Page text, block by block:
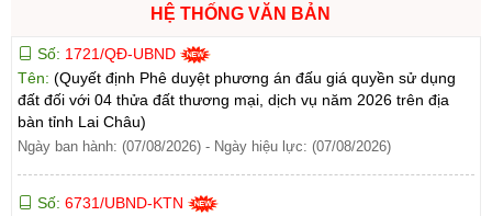
HỆ THỐNG VĂN BẢN
Số: 1721/QĐ-UBND
Tên: (Quyết định Phê duyệt phương án đấu giá quyền sử dụng
đất đối với 04 thửa đất thương mại, dịch vụ năm 2026 trên địa
bàn tỉnh Lai Châu)
Ngày ban hành: (07/08/2026) - Ngày hiệu lực: (07/08/2026)
Số: 6731/UBND-KTN